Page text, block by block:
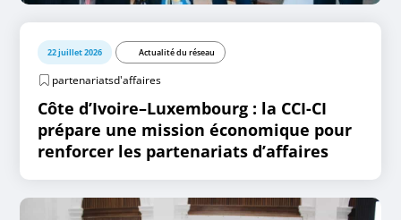
22 juillet 2026 Actualité du réseau
partenariatsd'affaires
Côte d’Ivoire–Luxembourg : la CCI-CI
prépare une mission économique pour
renforcer les partenariats d’affaires